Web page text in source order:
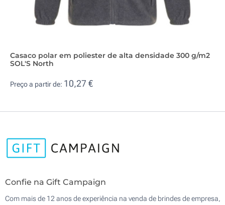
Casaco polar em poliester de alta densidade 300 g/m2
SOL'S North
Preço a partir de: 10,27 €
Confie na Gift Campaign
Com mais de 12 anos de experiência na venda de brindes de empresa,